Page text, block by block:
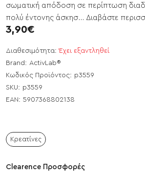
Διαθεσιμότητα: Έχει εξαντληθεί
Brand: ActivLab®
Κωδικός Προϊόντος: p3559
SKU: p3559
EAN: 5907368802138
3,90€
σωματική απόδοση σε περίπτωση
πολύ έντονης άσκησ... Διαβάστε
Κρεατίνες
Clearence Προσφορές